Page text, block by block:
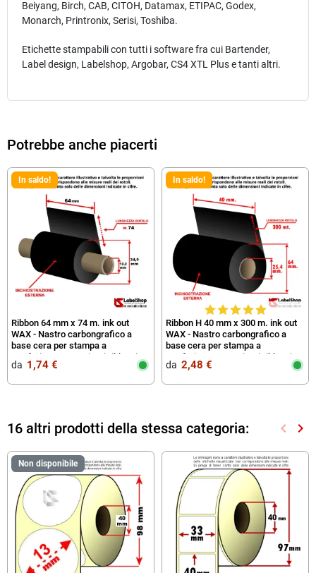
Beiyang, Birch, CAB, CITOH, Datamax, ETIPAC, Godex,
Monarch, Printronix, Serisi, Toshiba.
Etichette stampabili con tutti i software fra cui Bartender,
Label design, Labelshop, Argobar, CS4 XTL Plus e tanti altri.
Potrebbe anche piacerti
In saldo!
Ribbon 64 mm x 74 m. ink out
WAX - Nastro carbongrafico a
base cera per stampa a
trasferimento termico (Ribbon in
Cera)
da‎ ‎ 1,74 €
In saldo!
Ribbon H 40 mm x 300 m. ink out
WAX - Nastro carbongrafico a
base cera per stampa a
trasferimento termico (Ribbon in
Cera)
da‎ ‎ 2,48 €
16 altri prodotti della stessa categoria: keyboard_arrow_left keyboard_arrow_right
Non disponibile